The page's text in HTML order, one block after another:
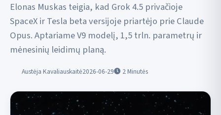
Elonas Muskas teigia, kad Grok 4.5 privačioje
SpaceX ir Tesla beta versijoje priartėjo prie Claude
Opus. Aptariame V9 modelį, 1,5 trln. parametrų ir
mėnesinių leidimų planą.
Austėja Kavaliauskaitė2026-06-29 2Minutės